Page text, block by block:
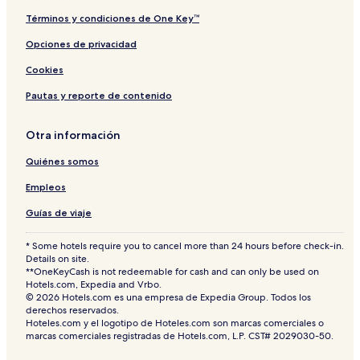
a
Términos y condiciones de One Key™
Opciones de privacidad
Cookies
Pautas y reporte de contenido
Otra información
Quiénes somos
Empleos
Guías de viaje
* Some hotels require you to cancel more than 24 hours before check-in.
Details on site.
**OneKeyCash is not redeemable for cash and can only be used on
Hotels.com, Expedia and Vrbo.
© 2026 Hotels.com es una empresa de Expedia Group. Todos los
derechos reservados.
Hoteles.com y el logotipo de Hoteles.com son marcas comerciales o
marcas comerciales registradas de Hotels.com, L.P. CST# 2029030-50.